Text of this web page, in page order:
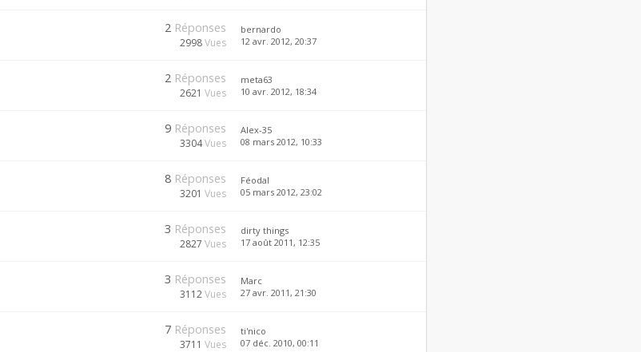
2 Réponses
2998Vues
bernardo
12 avr. 2012, 20:37
2 Réponses
2621 Vues
meta63
10 avr. 2012, 18:34
9 Réponses
3304Vues
Alex-35
08 mars 2012, 10:33
8 Réponses
3201 Vues
Féodal
05 mars 2012, 23:02
3 Réponses
2827 Vues
dirty things
17 août 2011, 12:35
3 Réponses
3112Vues
Marc
27 avr. 2011, 21:30
7 Réponses
3711 Vues
ti'nico
07 déc. 2010, 00:11